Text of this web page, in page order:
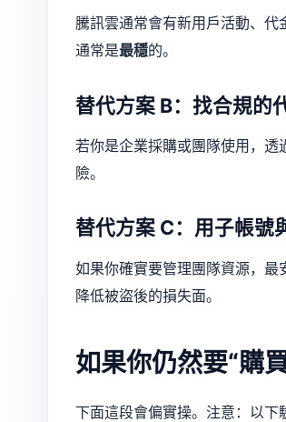
騰訊雲通常會有新用戶活動、
通常是最穩的。
替代方案 B：找合規的
若你是企業採購或團隊使用，透
險。
替代方案 C：用子帳號
如果你確實要管理團隊資源，
降低被盜後的損失面。
如果你仍然要“購
下面這段會偏實操。注意：以下